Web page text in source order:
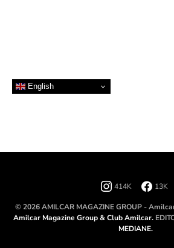
English
414K 13K
© 2026 AMILCAR MAGAZINE GROUP -
Amilcar Magazine Group & Club Amilcar.
MEDIANE.